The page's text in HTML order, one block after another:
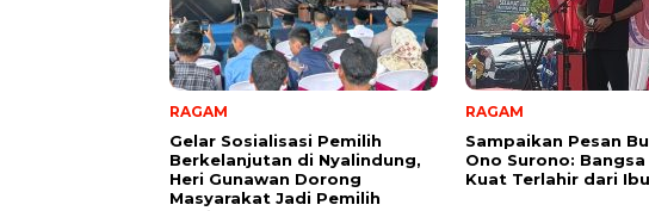
RAGAM
Gelar Sosialisasi Pemilih
Berkelanjutan di Nyalindung,
Heri Gunawan Dorong
Masyarakat Jadi Pemilih
RAGAM
Sampaikan Pesan
Ono Surono: Bangsa
Kuat Terlahir dari